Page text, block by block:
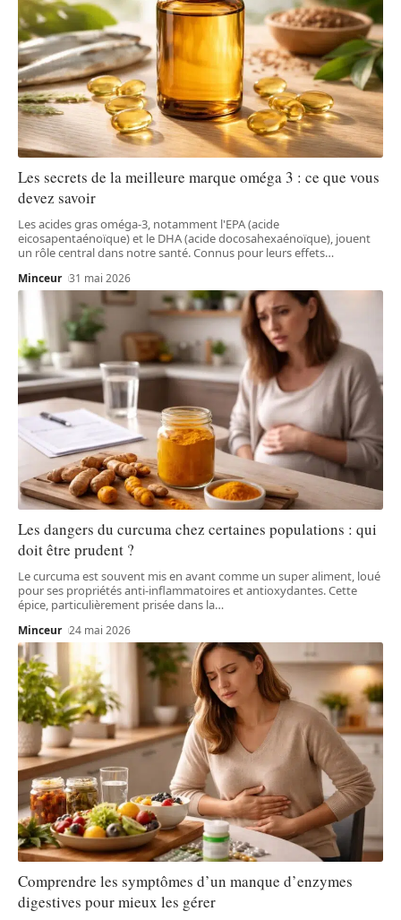
Les secrets de la meilleure marque oméga 3 : ce que vous
devez savoir
Les acides gras oméga-3, notamment l'EPA (acide
eicosapentaénoïque) et le DHA (acide docosahexaénoïque), jouent
un rôle central dans notre santé. Connus pour leurs effets…
Minceur 31 mai 2026
Les dangers du curcuma chez certaines populations : qui
doit être prudent ?
Le curcuma est souvent mis en avant comme un super aliment, loué
pour ses propriétés anti-inflammatoires et antioxydantes. Cette
épice, particulièrement prisée dans la…
Minceur 24 mai 2026
Comprendre les symptômes d’un manque d’enzymes
digestives pour mieux les gérer